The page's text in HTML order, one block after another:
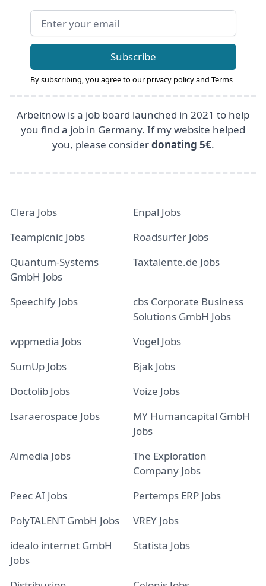
Email address
Subscribe
By subscribing, you agree to our privacy policyand Terms
Arbeitnow is a job board launched in 2021 to help
you find a job in Germany. If my website helped
you, please considerdonating 5€.
Clera Jobs
Enpal Jobs
Teampicnic Jobs
Roadsurfer Jobs
Quantum-Systems
GmbH Jobs
Taxtalente.de Jobs
Speechify Jobs
cbs Corporate Business
Solutions GmbH Jobs
wppmedia Jobs
Vogel Jobs
SumUp Jobs
Bjak Jobs
Doctolib Jobs
Voize Jobs
Isaraerospace Jobs
MY Humancapital GmbH
Jobs
Almedia Jobs
The Exploration
Company Jobs
Peec AI Jobs
Pertemps ERP Jobs
PolyTALENT GmbH Jobs
VREY Jobs
idealo internet GmbH
Jobs
Statista Jobs